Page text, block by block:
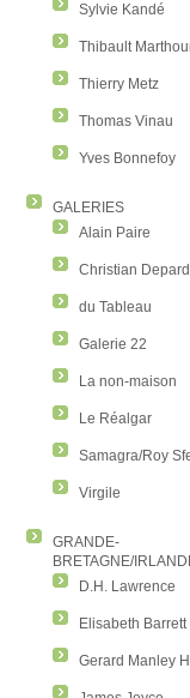
Sylvie Kandé
Thibault
Thierry Metz
Thomas Vinau
Yves Bonnefoy
GALERIES
Alain Paire
Christian
du Tableau
Galerie 22
La non-maison
Le Réalgar
Samagra/Roy
Virgile
GRANDE-
BRETAGNE/
D.H. Lawrence
Elisabeth
Gerard Manley